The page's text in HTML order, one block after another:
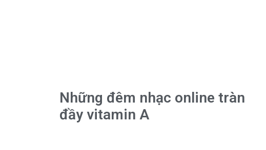
Những đêm nhạc online tràn
đầy vitamin A